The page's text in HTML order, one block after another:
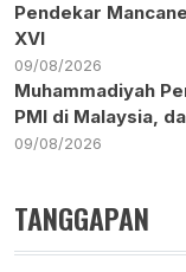
Pendekar
XVI
09/08/2026
Muhammadiyah
PMI di Malaysia,
09/08/2026
TANGGAPAN